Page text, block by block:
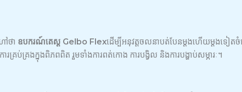
ៅថា ឧបករណ៍តេស្ត Gelbo Flexដើម្បីអនុវត្តចលនាបត់បែនម្តងហើយម្តងទៀត
ារគ្រប់គ្រងក្នុងពិភពពិត រួមទាំងការពត់កោង ការបង្វិល និងការបង្ហាប់សម្ភារៈ។